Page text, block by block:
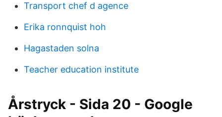
Transport chef d agence
Erika ronnquist hoh
Hagastaden solna
Teacher education institute
Årstryck - Sida 20 - Google